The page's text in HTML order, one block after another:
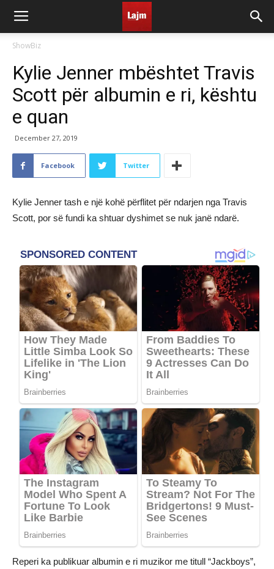
ShowBiz
Kylie Jenner mbështet Travis
Scott për albumin e ri, kështu
e quan
December 27, 2019
Facebook Twitter
Kylie Jenner tash e një kohë përflitet për ndarjen nga Travis
Scott, por së fundi ka shtuar dyshimet se nuk janë ndarë.
Reperi ka publikuar albumin e ri muzikor me titull “Jackboys”,